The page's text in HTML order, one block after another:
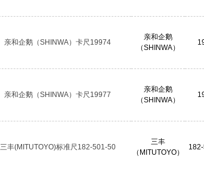
亲和企鹅（SHINWA）卡尺19974
亲和企鹅
（SHINWA）
亲和企鹅（SHINWA）卡尺19977
亲和企鹅
（SHINWA）
三丰(MITUTOYO)标准尺182-501-50
三丰
（MITUTOYO）